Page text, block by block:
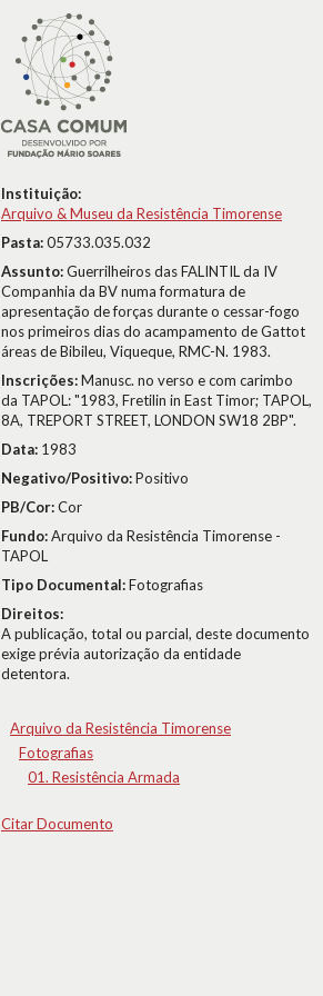
Instituição:
Arquivo & Museu da Resistência Timorense
Pasta:05733.035.032
Assunto:Guerrilheiros das FALINTIL da IV
Companhia da BV numa formatura de
apresentação de forças durante o cessar-fogo
nos primeiros dias do acampamento de Gattot
áreas de Bibileu, Viqueque, RMC-N. 1983.
Inscrições:Manusc. no verso e com carimbo
da TAPOL: "1983, Fretilin in East Timor; TAPOL,
8A, TREPORT STREET, LONDON SW18 2BP".
Data: 1983
Negativo/Positivo:Positivo
PB/Cor:Cor
Fundo:Arquivo da Resistência Timorense -
TAPOL
Tipo Documental:Fotografias
Direitos:
A publicação, total ou parcial, deste documento
exige prévia autorização da entidade
detentora.
Arquivo da Resistência Timorense
Fotografias
01. Resistência Armada
Citar Documento